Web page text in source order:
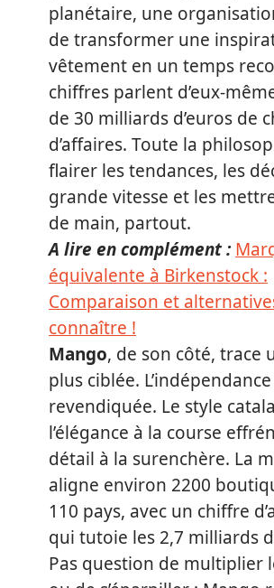
planétaire, une
de transformer une
vêtement en un temps
chiffres parlent d’eux-
de 30 milliards d’euros de
d’affaires. Toute la
flairer les tendances, les
grande vitesse et les
de main, partout.
A lire en complément :
équivalente à Birkenstock :
Comparaison et
connaître !
Mango, de son côté, trace
plus ciblée.
revendiquée. Le style
l’élégance à la course
détail à la surenchère. La
aligne environ 2200
110 pays, avec un chiffre
qui tutoie les 2,7 milliards
Pas question de multiplier